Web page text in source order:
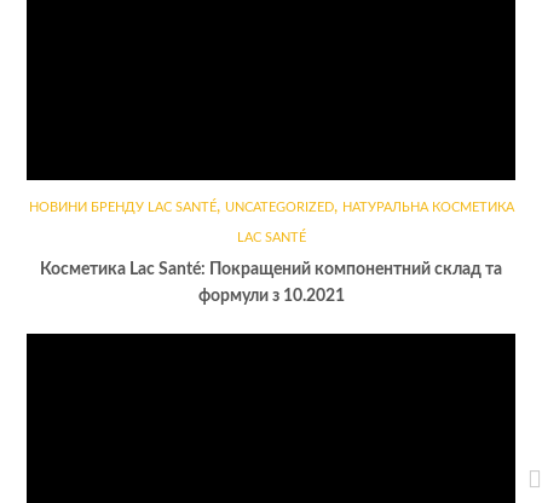
НОВИНИ БРЕНДУ LAC SANTÉ, UNCATEGORIZED, НАТУРАЛЬНА КОСМЕТИКА
LAC SANTÉ
Косметика Lac Santé: Покращений компонентний склад та
формули з 10.2021